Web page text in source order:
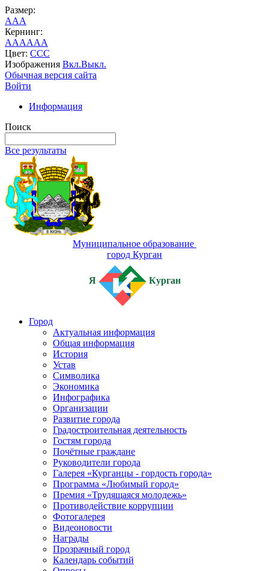
Размер:
AAA
Кернинг:
AAAAAA
Цвет: CCC
Изображения Вкл.Выкл.
Обычная версия сайта
Войти
Информация
Поиск
Все результаты
Муниципальное образование
город Курган
Я Курган
Город
Актуальная информация
Общая информация
История
Устав
Символика
Экономика
Инфографика
Организации
Развитие города
Градостроительная деятельность
Гостям города
Почётные граждане
Руководители города
Галерея «Курганцы - гордость города»
Программа «Любимый город»
Премия «Трудящаяся молодежь»
Противодействие коррупции
Фотогалерея
Видеоновости
Награды
Прозрачный город
Календарь событий